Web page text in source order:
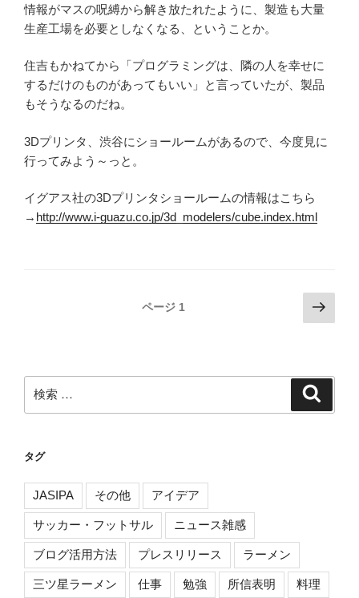
情報がマスの呪縛から解き放たれたように、製造も大量
生産工場を必要としなくなる、ということか。
住吉もかねてから「プログラミングは、隣の人を幸せに
するだけのものがあってもいい」と言っていたが、製品
もそうなるのだね。
3Dプリンタ、渋谷にショールームがあるので、今度見に
行ってみよう～っと。
イグアス社の3Dプリンタショールームの情報はこちら
→ http://www.i-guazu.co.jp/3d_modelers/cube.index.html
ゲ
ー
ョ
ン
ページ 1
次
の
ジ
検
索:
タグ
JASIPA その他 アイデア
サッカー・フットサル ニュース雑感
ブログ活用方法 プレスリリース ラーメン
三ツ星ラーメン 仕事 勉強 所信表明 料理